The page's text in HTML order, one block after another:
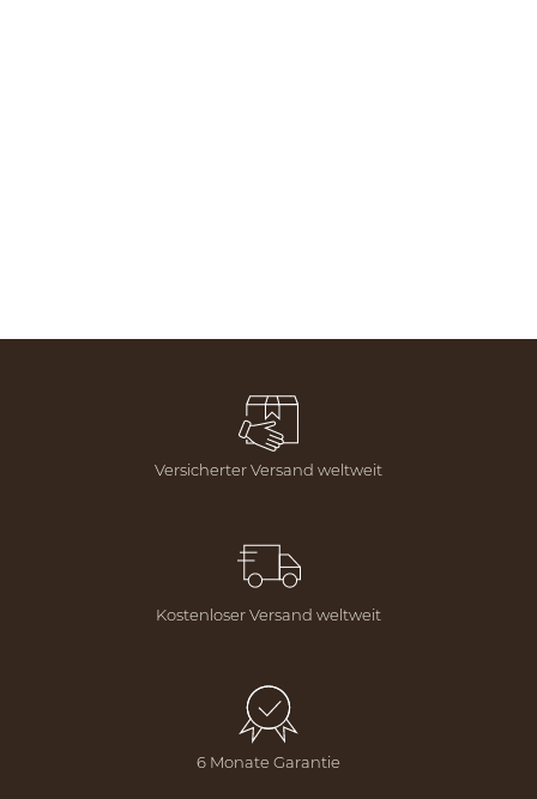
Versicherter Versand weltweit
Kostenloser Versand weltweit
6 Monate Garantie